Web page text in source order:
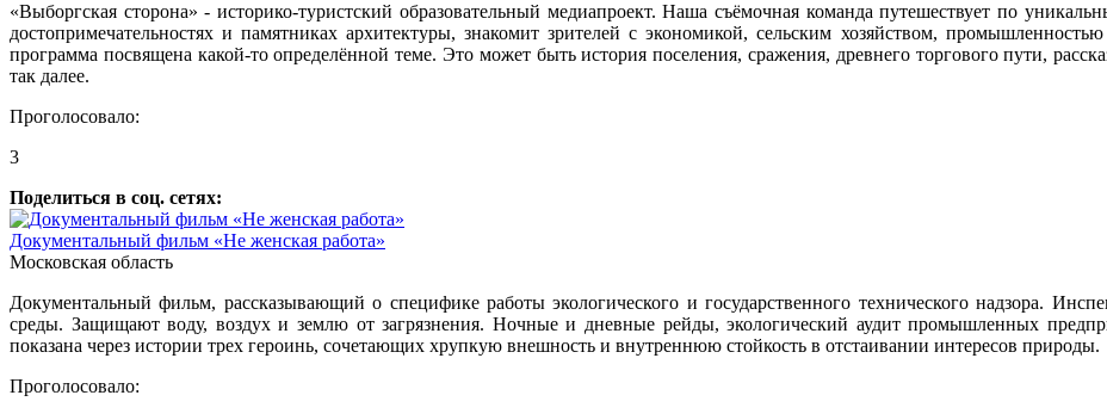
«Выборгская сторона» - историко-туристский образовательный медиапроект. Наша съёмочная команда путешествует по
достопримечательностях и памятниках архитектуры, знакомит зрителей с экономикой, сельским хозяйством,
программа посвящена какой-то определённой теме. Это может быть история поселения, сражения, древнего торгового пути,
так далее.
Проголосовало:
3
Поделиться в соц. сетях:
Документальный фильм «Не женская работа»
Московская область
Документальный фильм, рассказывающий о специфике работы экологического и государственного технического надзора.
среды. Защищают воду, воздух и землю от загрязнения. Ночные и дневные рейды, экологический аудит промышленных
показана через истории трех героинь, сочетающих хрупкую внешность и внутреннюю стойкость в отстаивании интересов природы.
Проголосовало: